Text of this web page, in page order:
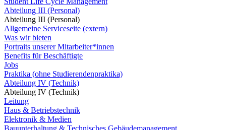
Abteilung III (Personal)
Abteilung III (Personal)
Allgemeine Serviceseite (extern)
Was wir bieten
Portraits unserer Mitarbeiter*innen
Benefits für Beschäftigte
Jobs
Praktika (ohne Studierendenpraktika)
Abteilung IV (Technik)
Abteilung IV (Technik)
Leitung
Haus & Betriebstechnik
Elektronik & Medien
Bauunterhaltung & Technisches Gebäudemanagement